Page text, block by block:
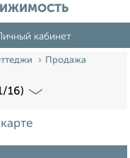
кабинет
Продажа
16)